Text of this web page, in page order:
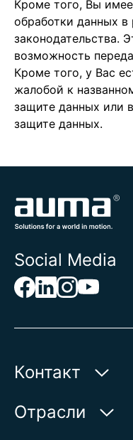
Кроме того, Вы
обработки данных
законодательства.
возможность
Кроме того, у Вас
жалобой к
защите данных или
защите данных.
Social Media
Контакт
AUMA Riester
Отрасли